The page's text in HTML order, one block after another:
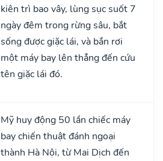
kiên trì bao vây, lùng sục suốt 7
ngày đêm trong rừng sâu, bắt
sống được giặc lái, và bắn rơi
một máy bay lên thẳng đến cứu
tên giặc lái đó.
Mỹ huy động 50 lần chiếc máy
bay chiến thuật đánh ngoại
thành Hà Nội, từ Mai Dịch đến